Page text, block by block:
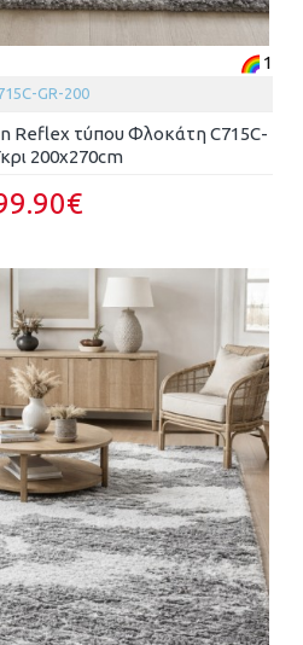
1
GR-200
Reflex τύπου Φλοκάτη C715C-
200x270cm